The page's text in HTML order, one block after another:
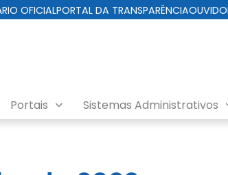
OFICIALPORTAL DA TRANSPARÊNCIA
Portais Sistemas Administrativos